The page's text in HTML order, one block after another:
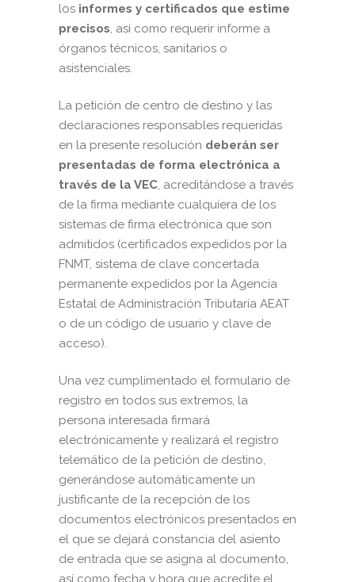
los informes y certificados que estime
precisos, así como requerir informe a
órganos técnicos, sanitarios o
asistenciales.
La petición de centro de destino y las
declaraciones responsables requeridas
en la presente resolución deberán ser
presentadas de forma electrónica a
través de la VEC, acreditándose a través
de la firma mediante cualquiera de los
sistemas de firma electrónica que son
admitidos (certificados expedidos por la
FNMT, sistema de clave concertada
permanente expedidos por la Agencia
Estatal de Administración Tributaria AEAT
o de un código de usuario y clave de
acceso).
Una vez cumplimentado el formulario de
registro en todos sus extremos, la
persona interesada firmará
electrónicamente y realizará el registro
telemático de la petición de destino,
generándose automáticamente un
justificante de la recepción de los
documentos electrónicos presentados en
el que se dejará constancia del asiento
de entrada que se asigna al documento,